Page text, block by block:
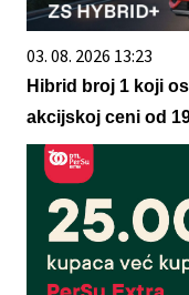
03. 08. 2026 13:23
Hibrid broj 1 koji
akcijskoj ceni od